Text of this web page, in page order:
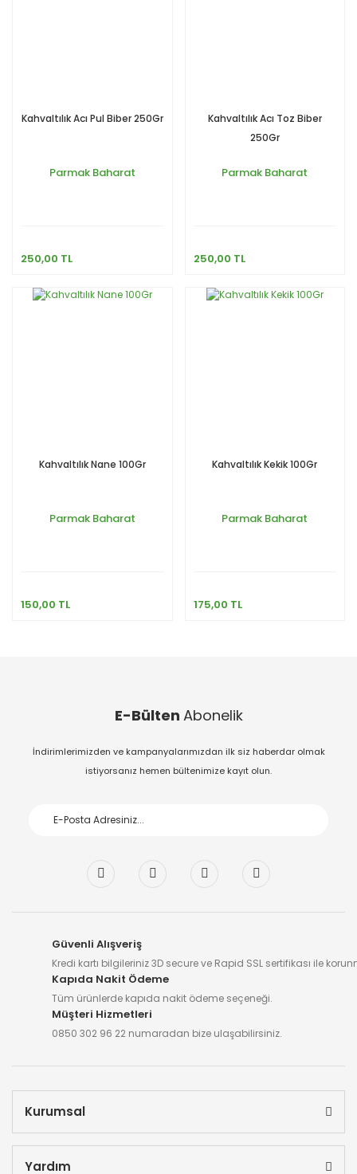
Kahvaltılık Acı Pul Biber 250Gr
Parmak Baharat
250,00 TL
Kahvaltılık Acı Toz Biber
250Gr
Parmak Baharat
250,00 TL
Kahvaltılık Nane 100Gr
Parmak Baharat
150,00 TL
Kahvaltılık Kekik 100Gr
Parmak Baharat
175,00 TL
E-Bülten Abonelik
İndirimlerimizden ve kampanyalarımızdan ilk siz haberdar olmak
istiyorsanız hemen bültenimize kayıt olun.
Güvenli Alışveriş
Kredi kartı bilgileriniz 3D secure ve Rapid SSL sertifikası ile
Kapıda Nakit Ödeme
Tüm ürünlerde kapıda nakit ödeme seçeneği.
Müşteri Hizmetleri
0850 302 96 22 numaradan bize ulaşabilirsiniz.
Kurumsal
Yardım